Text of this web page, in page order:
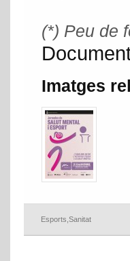
(*) Peu de
Imatges
Esports Sanitat